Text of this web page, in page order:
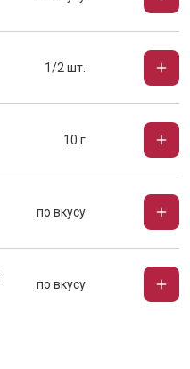
1/2 шт.
10 г
по вкусу
по вкусу